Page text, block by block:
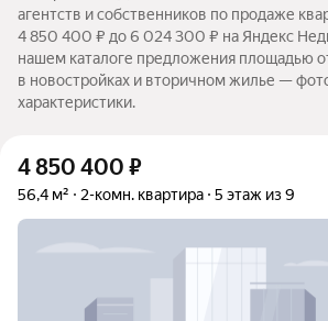
агентств и собственников по продаже
4 850 400 ₽ до 6 024 300 ₽ на Яндекс
нашем каталоге предложения площадью
в новостройках и вторичном жилье —
характеристики.
4 850 400 ₽
56,4 м² 2-комн. квартира 5 этаж из 9